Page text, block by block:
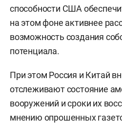
способности США
на этом фоне активнее
возможность создания
потенциала.
При этом Россия и Китай
отслеживают состояние
вооружений и сроки их
мнению опрошенных